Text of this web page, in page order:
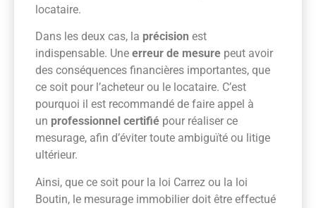
locataire.
Dans les deux cas, la précision est
indispensable. Une erreur de mesure peut avoir
des conséquences financières importantes, que
ce soit pour l’acheteur ou le locataire. C’est
pourquoi il est recommandé de faire appel à
un professionnel certifié pour réaliser ce
mesurage, afin d’éviter toute ambiguïté ou litige
ultérieur.
Ainsi, que ce soit pour la loi Carrez ou la loi
Boutin, le mesurage immobilier doit être effectué